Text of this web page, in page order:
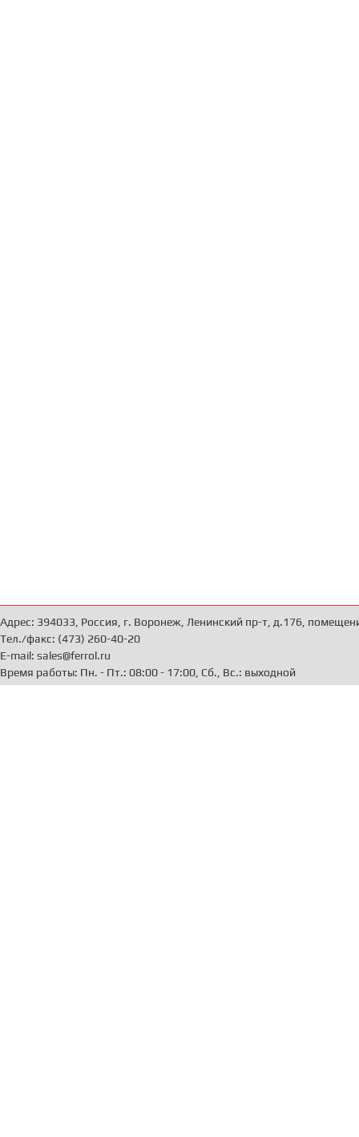
Адрес: 394033, Россия, г. Воронеж, Ленинский пр-т, д.176,
Тел./факс: (473) 260-40-20
E-mail: sales@ferrol.ru
Время работы: Пн. - Пт.: 08:00 - 17:00, Сб., Вс.: выходной